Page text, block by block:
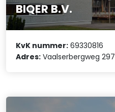
BIQER B.V.
KvK nummer: 69330816
Adres: Vaalserbergweg 297